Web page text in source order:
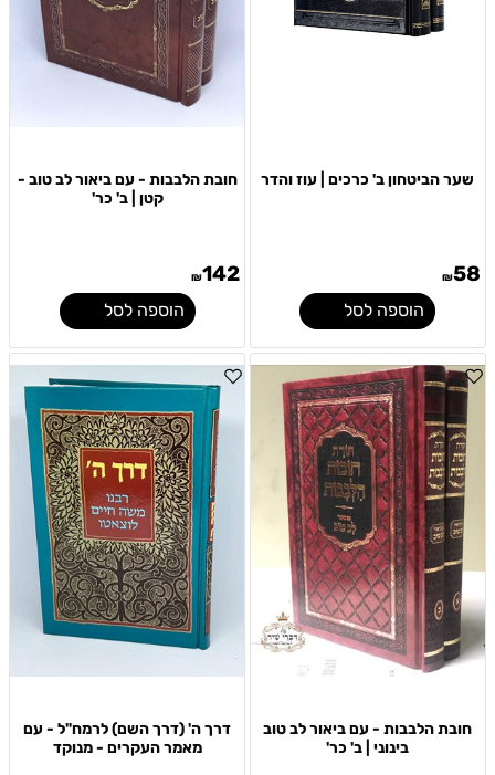
שער הביטחון ב' כרכים | עוז והדר
₪58
הוספה לסל
חובת הלבבות - עם ביאור לב טוב -
קטן | ב' כר'
₪142
הוספה לסל
חובת הלבבות - עם ביאור לב טוב
בינוני | ב' כר'
דרך ה' (דרך השם) לרמח"ל - עם
מאמר העקרים - מנוקד